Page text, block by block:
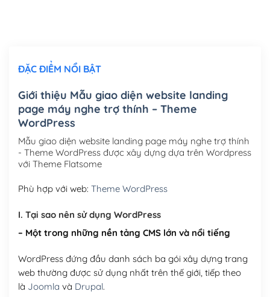
Mua thêm Host + Tên miền
Tên miền quốc tế .com .net .org (1 năm)
(+300,000₫)
Tên miền Việt Nam .vn (1 năm) (+550,000₫)
Hosting 2GB SSD (1 năm) (+450,000₫)
Hosting 3GB SSD (1 năm) (+550,000₫)
Hosting 5GB SSD (1 năm) (+650,000₫)
ĐẶC ĐIỂM NỔI BẬT
Giới thiệu Mẫu giao diện website landing
page máy nghe trợ thính – Theme
WordPress
Mẫu giao diện website landing page máy nghe trợ thính
- Theme WordPress được xây dựng dựa trên Wordpress
với Theme Flatsome
Phù hợp với web: Theme WordPress
I. Tại sao nên sử dụng WordPress
– Một trong những nền tảng CMS lớn và nổi tiếng
WordPress đứng đầu danh sách ba gói xây dựng trang
web thường được sử dụng nhất trên thế giới, tiếp theo
là Joomla và Drupal.